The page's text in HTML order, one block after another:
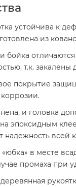
устойчива к
из
бойка
т.к. закалены
покрытие
и головка
эпоксидным
надежность всей
в месте
промаха при